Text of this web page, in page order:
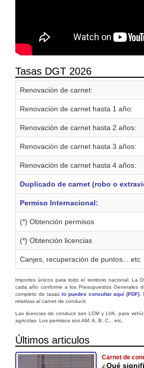
Tasas DGT 2026
Renovación de carnet:
Renovación de carnet hasta 1 año:
Renovación de carnet hasta 2 años:
Renovación de carnet hasta 3 años:
Renovación de carnet hasta 4 años:
Duplicado de carnet (robo o
Permiso Internacional:
(*) Obtención permisos
(*) Obtención licencias
Canjes, recuperación de puntos... etc.
Importes únicos para todo el territorio nacional. La
cada año conforme a los Presupuestos Generales
completo de tasas lo puedes consultar aquí (PDF)
relativas al carnet de conducir.
Las licencias de conducir son LCM y LVA, para
agricolas. Los permisos son AM, A, B, C... etc.
Últimos articulos
Carnet de
¿Qué